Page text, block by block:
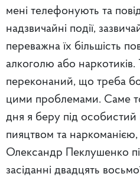
мені телефонують та
надзвичайні події,
переважна їх більшість
алкоголю або
переконаний, що треба
цими проблемами. Саме
дня я беру під
пияцтвом та наркоманією,
Олександр Пеклушенко
засіданні двадцять